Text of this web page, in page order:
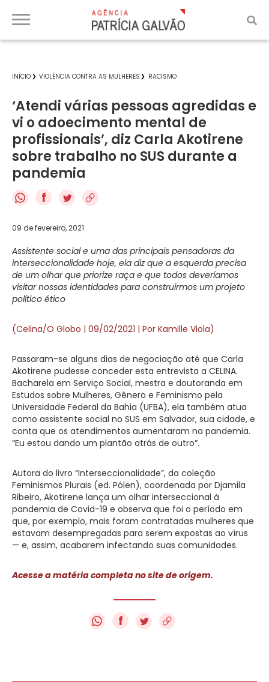
INÍCIO VIOLÊNCIA CONTRA AS MULHERES RACISMO
‘Atendi várias pessoas agredidas e
vi o adoecimento mental de
profissionais’, diz Carla Akotirene
sobre trabalho no SUS durante a
pandemia
f
09 de fevereiro, 2021
Assistente social e uma das principais pensadoras da
interseccionalidade hoje, ela diz que a esquerda precisa
de um olhar que priorize raça e que todos deveríamos
visitar nossas identidades para construirmos um projeto
político ético
(Celina/O Globo | 09/02/2021 | Por Kamille Viola)
Passaram-se alguns dias de negociação até que Carla
Akotirene pudesse conceder esta entrevista a CELINA.
Bacharela em Serviço Social, mestra e doutoranda em
Estudos sobre Mulheres, Gênero e Feminismo pela
Universidade Federal da Bahia (UFBA), ela também atua
como assistente social no SUS em Salvador, sua cidade, e
conta que os atendimentos aumentaram na pandemia.
“Eu estou dando um plantão atrás de outro”.
Autora do livro “Interseccionalidade”, da coleção
Feminismos Plurais (ed. Pólen), coordenada por Djamila
Ribeiro, Akotirene lança um olhar interseccional à
pandemia de Covid-19 e observa que foi o período em
que, por exemplo, mais foram contratadas mulheres que
estavam desempregadas para serem expostas ao vírus
— e, assim, acabarem infectando suas comunidades.
Acesse a matéria completa no site de origem.
f